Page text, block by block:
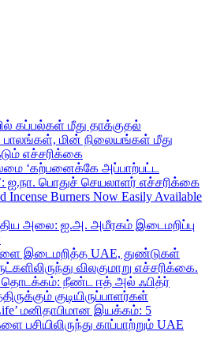
கப்பல்கள் மீது தாக்குதல்
பாலங்கள், மின் நிலையங்கள் மீது
எச்சரிக்கை
‘கற்பனைக்கே அப்பாற்பட்ட
ஐ.நா. பொதுச் செயலாளர் எச்சரிக்கை
Incense Burners Now Easily Available
அலை: ஐ.அ. அமீரகம் இடைமறிப்பு
இடைமறித்த UAE, துண்டுகள்
விலகுமாறு எச்சரிக்கை.
தொடக்கம்: நீண்ட ஈத் அல் ஃபித்ர்
குடியிருப்பாளர்கள்
மனிதாபிமான இயக்கம்: 5
பசியிலிருந்து காப்பாற்றும் UAE